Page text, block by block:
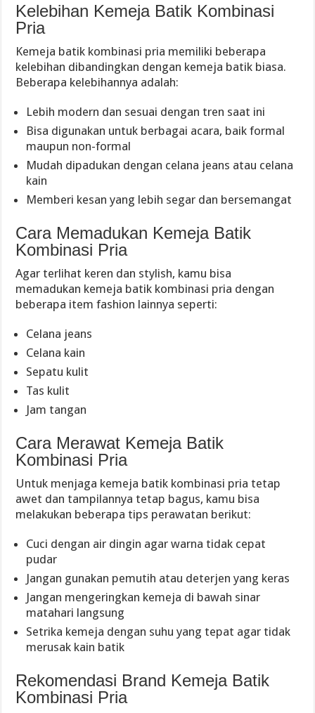
Kelebihan Kemeja Batik Kombinasi
Pria
Kemeja batik kombinasi pria memiliki beberapa
kelebihan dibandingkan dengan kemeja batik biasa.
Beberapa kelebihannya adalah:
Lebih modern dan sesuai dengan tren saat ini
Bisa digunakan untuk berbagai acara, baik formal
maupun non-formal
Mudah dipadukan dengan celana jeans atau celana
kain
Memberi kesan yang lebih segar dan bersemangat
Cara Memadukan Kemeja Batik
Kombinasi Pria
Agar terlihat keren dan stylish, kamu bisa
memadukan kemeja batik kombinasi pria dengan
beberapa item fashion lainnya seperti:
Celana jeans
Celana kain
Sepatu kulit
Tas kulit
Jam tangan
Cara Merawat Kemeja Batik
Kombinasi Pria
Untuk menjaga kemeja batik kombinasi pria tetap
awet dan tampilannya tetap bagus, kamu bisa
melakukan beberapa tips perawatan berikut:
Cuci dengan air dingin agar warna tidak cepat
pudar
Jangan gunakan pemutih atau deterjen yang keras
Jangan mengeringkan kemeja di bawah sinar
matahari langsung
Setrika kemeja dengan suhu yang tepat agar tidak
merusak kain batik
Rekomendasi Brand Kemeja Batik
Kombinasi Pria